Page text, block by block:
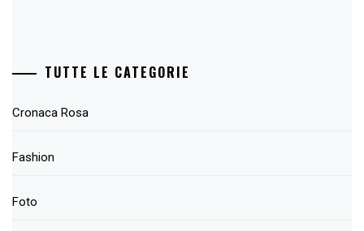
TUTTE LE CATEGORIE
Cronaca Rosa
Fashion
Foto